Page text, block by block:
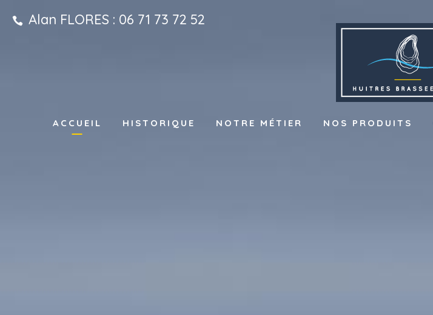
Alan FLORES : 06 71 73 72 52
ACCUEIL HISTORIQUE NOTRE MÉTIER NOS PRODUITS